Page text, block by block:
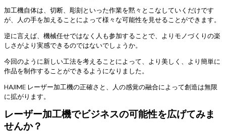
加工機自体は、切断、彫刻といった作業を黙々とこなしていくだけです
が、人の手を加えることによって様々な可能性を見せることができます。
逆に言えば、機械任せではなく人も参加することで、よりモノづくりの楽
しさがより実感できるのではないでしょうか。
今回のように新しい工法を考えることによって、より美しく、より簡単に
作品を制作することができるようになりました。
HAJIME レーザー加工機の正確さと、人の感覚の融合によって創造は無限
に拡がります。
レーザー加工機でビジネスの可能性を広げてみま
せんか？